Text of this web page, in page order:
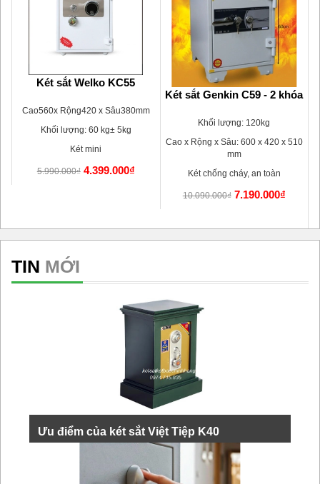
Két sắt Welko KC55
Cao560x Rộng420 x Sâu380mm
Khối lượng: 60 kg± 5kg
Két mini
5.990.000₫ 4.399.000₫
Két sắt Genkin C59 - 2 khóa
Khối lượng: 120kg
Cao x Rộng x Sâu: 600 x 420 x 510
mm
Két chống cháy, an toàn
10.090.000₫ 7.190.000₫
TIN MỚI
Ưu điểm của két sắt Việt Tiệp K40
Két sắt Việt Tiệp k40 được sản xuất bằng chất liệu là
hợp kim thép cao cấp, bên trong là bê tông xốp có khả